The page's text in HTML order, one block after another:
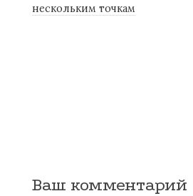
нескольким точкам
Ваш комментарий